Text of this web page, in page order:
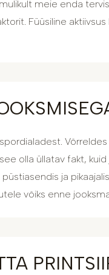
meie enda
Füüsiline
olla üllatav fakt,
ja
võiks enne